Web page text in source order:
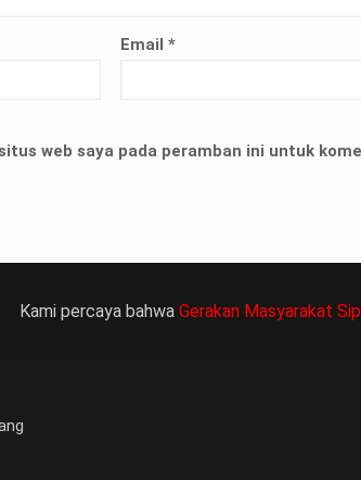
Email*
web saya pada peramban ini untuk
Kami percaya bahwa Gerakan Masyarakat